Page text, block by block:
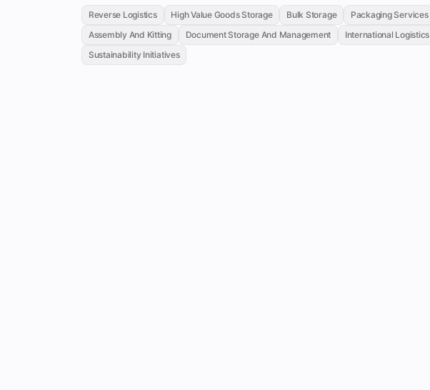
Reverse Logistics High Value Goods Storage Bulk Storage
Packaging Services
Assembly And Kitting
Document Storage And Management
International Logistics
Sustainability Initiatives